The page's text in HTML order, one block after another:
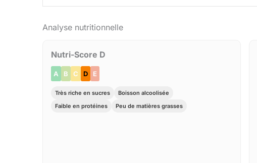
Analyse nutritionnelle
Nutri-Score D
A B C D E
Très riche en sucres
Boisson alcoolisée
Faible en protéines
Peu de matières grasses